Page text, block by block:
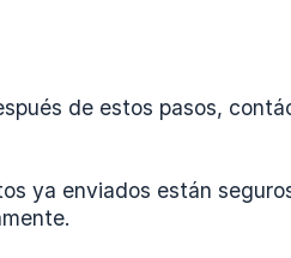
de estos pasos,
ya enviados están